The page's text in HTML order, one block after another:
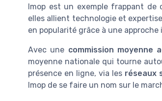
Imop est un exemple frappant de
elles allient technologie et
en popularité grâce à une
Avec une commission moyenne
moyenne nationale qui tourne
présence en ligne, via les réseaux
Imop de se faire un nom sur le